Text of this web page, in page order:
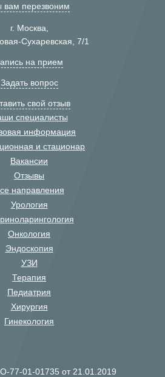
перезвоним
г. Москва,
Сухаревская, 7/1
на прием
Задать вопрос
свой отзыв
специалисты
информация
и стационар
Вакансии
Отзывы
направления
Урология
Онкология
Эндоскопия
УЗИ
Терапия
Педиатрия
Хирургия
Гинекология
77-01-01735 от 21.01.2019